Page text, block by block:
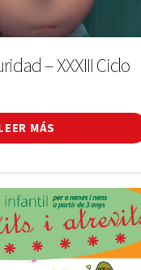
– XXXIII Ciclo
MÁS